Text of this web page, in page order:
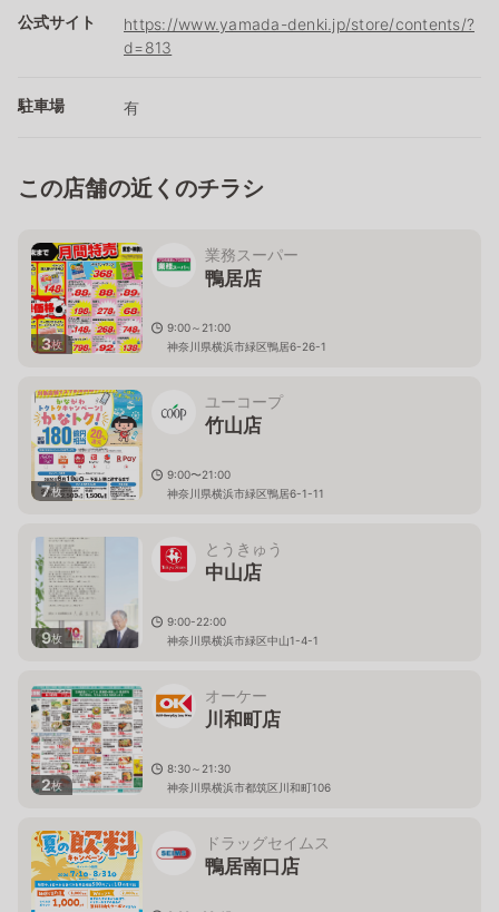
公式サイト
https://www.yamada-denki.jp/store/contents/?
d=813
駐車場 有
この店舗の近くのチラシ
3枚
業務スーパー
鴨居店
9:00～21:00
神奈川県横浜市緑区鴨居6-26-1
7枚
ユーコープ
竹山店
9:00〜21:00
神奈川県横浜市緑区鴨居6-1-11
9枚
とうきゅう
中山店
9:00-22:00
神奈川県横浜市緑区中山1-4-1
2枚
オーケー
川和町店
8:30～21:30
神奈川県横浜市都筑区川和町106
ドラッグセイムス
鴨居南口店